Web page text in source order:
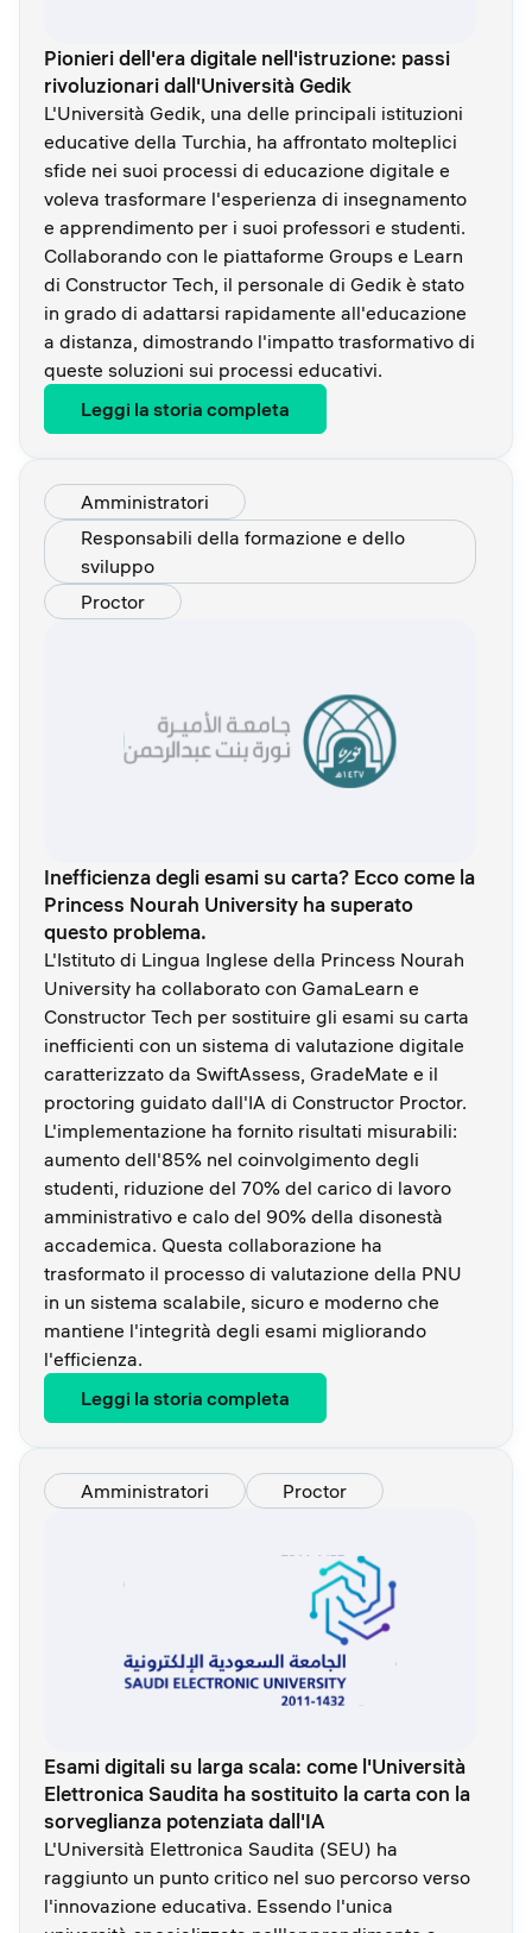
Pionieri dell'era digitale nell'istruzione: passi
rivoluzionari dall'Università Gedik
L'Università Gedik, una delle principali istituzioni
educative della Turchia, ha affrontato molteplici
sfide nei suoi processi di educazione digitale e
voleva trasformare l'esperienza di insegnamento
e apprendimento per i suoi professori e studenti.
Collaborando con le piattaforme Groups e Learn
di Constructor Tech, il personale di Gedik è stato
in grado di adattarsi rapidamente all'educazione
a distanza, dimostrando l'impatto trasformativo di
queste soluzioni sui processi educativi.
Leggi la storia completa
Amministratori
Responsabili della formazione e dello
sviluppo
Proctor
Inefficienza degli esami su carta? Ecco come la
Princess Nourah University ha superato
questo problema.
L'Istituto di Lingua Inglese della Princess Nourah
University ha collaborato con GamaLearn e
Constructor Tech per sostituire gli esami su carta
inefficienti con un sistema di valutazione digitale
caratterizzato da SwiftAssess, GradeMate e il
proctoring guidato dall'IA di Constructor Proctor.
L'implementazione ha fornito risultati misurabili:
aumento dell'85% nel coinvolgimento degli
studenti, riduzione del 70% del carico di lavoro
amministrativo e calo del 90% della disonestà
accademica. Questa collaborazione ha
trasformato il processo di valutazione della PNU
in un sistema scalabile, sicuro e moderno che
mantiene l'integrità degli esami migliorando
l'efficienza.
Leggi la storia completa
Amministratori Proctor
Esami digitali su larga scala: come l'Università
Elettronica Saudita ha sostituito la carta con la
sorveglianza potenziata dall'IA
L'Università Elettronica Saudita (SEU) ha
raggiunto un punto critico nel suo percorso verso
l'innovazione educativa. Essendo l'unica